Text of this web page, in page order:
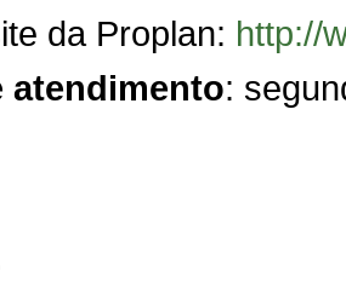
da Proplan: http://
atendimento: